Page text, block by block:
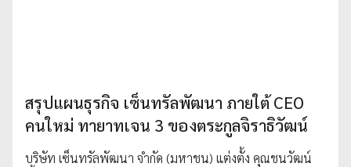
สรุปแผนธุรกิจ เซ็นทรัลพัฒนา ภายใต้ CEO
คนใหม่ ทายาทเจน 3 ของตระกูลจิราธิวัฒน์
บริษัท เซ็นทรัลพัฒนา จำกัด (มหาชน) แต่งตั้ง คุณชนวัฒน์